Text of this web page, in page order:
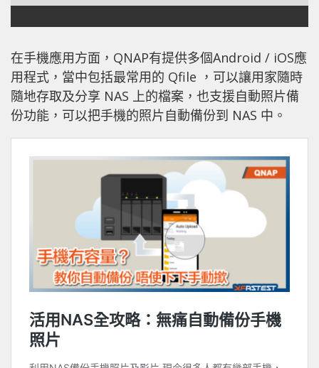
在手機應用方面，QNAP有提供多個Android / iOS應
用程式，當中包括最常用的 Qfile ，可以讓用家隨時
隨地存取及分享 NAS 上的檔案，也支援自動照片備
份功能，可以把手機的照片自動備份到 NAS 中。